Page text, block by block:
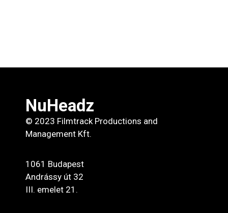
NuHeadz
© 2023 Filmtrack Productions and
Management Kft.
1061 Budapest
Andrássy út 32
III. emelet 21.